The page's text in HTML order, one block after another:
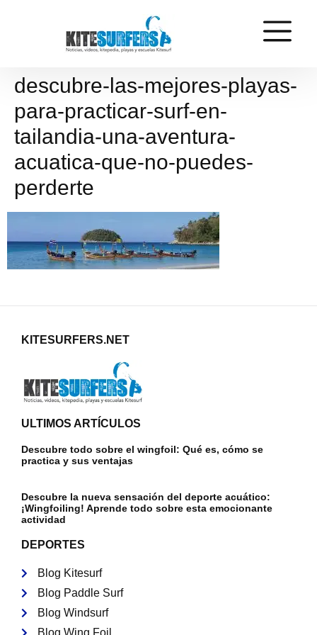
descubre-las-mejores-playas-
para-practicar-surf-en-
tailandia-una-aventura-
acuatica-que-no-puedes-
perderte
KITESURFERS.NET
ULTIMOS ARTÍCULOS
Descubre todo sobre el wingfoil: Qué es, cómo se
practica y sus ventajas
Descubre la nueva sensación del deporte acuático:
¡Wingfoiling! Aprende todo sobre esta emocionante
actividad
DEPORTES
Blog Kitesurf
Blog Paddle Surf
Blog Windsurf